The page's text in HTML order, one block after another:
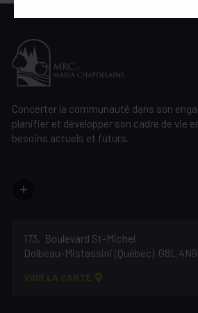
Concerter la communauté dans son
planifier et développer son cadre de vie
besoins actuels et futurs.
173, Boulevard St-Michel
Dolbeau-Mistassini (Québec) G8L 4N9
VOIR LA CARTE